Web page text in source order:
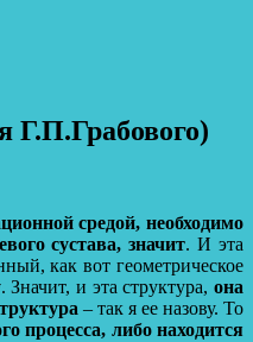
Г.П.Грабового)
средой, необходимо
сустава, значит. И эта
как вот геометрическое
. Значит, и эта структура,она
– так я ее назову. То
процесса, либо находится